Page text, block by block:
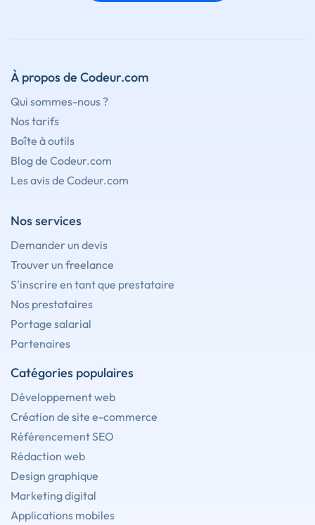
À propos de Codeur.com
Qui sommes-nous ?
Nos tarifs
Boîte à outils
Blog de Codeur.com
Les avis de Codeur.com
Nos services
Demander un devis
Trouver un freelance
S'inscrire en tant que prestataire
Nos prestataires
Portage salarial
Partenaires
Catégories populaires
Développement web
Création de site e-commerce
Référencement SEO
Rédaction web
Design graphique
Marketing digital
Applications mobiles